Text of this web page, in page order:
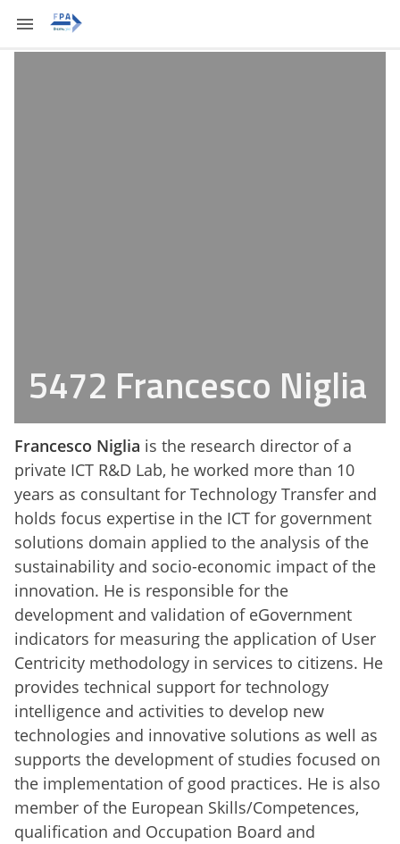
5472 Francesco Niglia
Francesco Niglia is the research director of a
private ICT R&D Lab, he worked more than 10
years as consultant for Technology Transfer and
holds focus expertise in the ICT for government
solutions domain applied to the analysis of the
sustainability and socio-economic impact of the
innovation. He is responsible for the
development and validation of eGovernment
indicators for measuring the application of User
Centricity methodology in services to citizens. He
provides technical support for technology
intelligence and activities to develop new
technologies and innovative solutions as well as
supports the development of studies focused on
the implementation of good practices. He is also
member of the European Skills/Competences,
qualification and Occupation Board and